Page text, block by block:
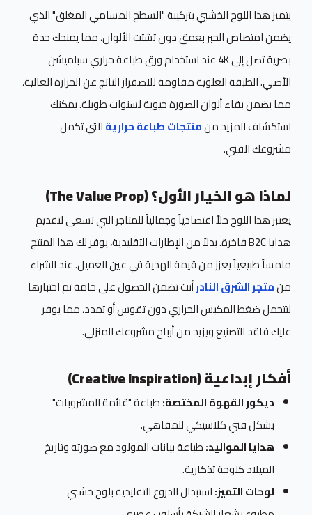
يتميز هذا اللوح الخشبي بتركيبة "السطح المسامي المغلق" الذي
يضمن امتصاص الحبر بعمق دون تشتت الألوان، مما يمنحك حدة
بصرية تصل إلى 4K عند استخدام ورق طباعة حراري سبلميشن
الأصلي. الطبقة العلوية مقاومة للاصفرار الناتج عن الحرارة العالية،
مما يضمن بقاء ألوان الصورة حيوية لسنوات طويلة. يمكنك
استكشاف المزيد منمنتجات طباعة حراريةالتي تكمل
مشروعك الفني.
لماذا هو الخيار الأول؟ (The Value Prop)
يعتبر هذا اللوح حلاً اقتصادياً وجمالياً للمتاجر التي تسعى لتقديم
هدايا B2C فاخرة. بدلاً من الإطارات التقليدية، يوفر لك هذا المنتج
ملمساً طبيعياً يعزز من قيمة الهدية في عين العميل. عند الشراء
منمتجر الشرق النادرأنت تضمن الحصول على خامة تم اختبارها
لتتحمل ضغط المكبس الحراري دون تقوس أو تمدد، مما يوفر
عليك فاقد التصنيع ويزيد من أرباح مشروعك المنزلي.
أفكار إبداعية (Creative Inspiration)
ديكور القهوة المختصة:طباعة "قائمة المشروبات"
بشكل فني كلاسيكي للمقاهي.
هدايا المواليد:طباعة بيانات المولود مع صورته وتاريخ
الميلاد كلوحة تذكارية.
لوحات التميز:استبدال الدروع التقليدية بلوح خشبي